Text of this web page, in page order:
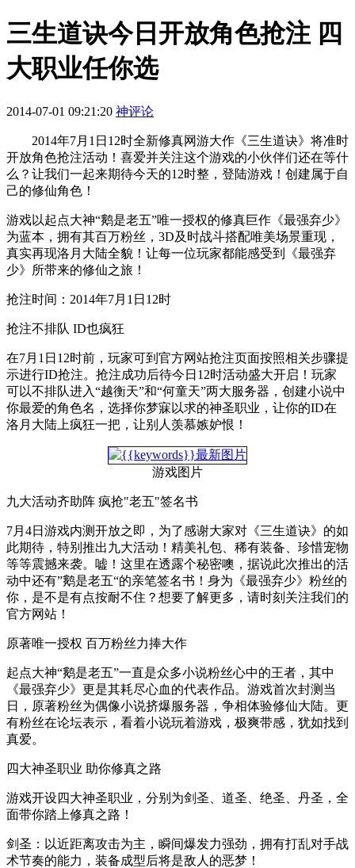
三生道诀今日开放角色抢注 四
大职业任你选
2014-07-01 09:21:20 神评论
2014年7月1日12时全新修真网游大作《三生道诀》将准时
开放角色抢注活动！喜爱并关注这个游戏的小伙伴们还在等什
么？让我们一起来期待今天的12时整，登陆游戏！创建属于自
己的修仙角色！
游戏以起点大神“鹅是老五”唯一授权的修真巨作《最强弃少》
为蓝本，拥有其百万粉丝，3D及时战斗搭配唯美场景重现，
真实再现洛月大陆全貌！让每一位玩家都能感受到《最强弃
少》所带来的修仙之旅！
抢注时间：2014年7月1日12时
抢注不排队 ID也疯狂
在7月1日12时前，玩家可到官方网站抢注页面按照相关步骤提
示进行ID抢注。抢注成功后待今日12时活动盛大开启！玩家
可以不排队进入“越衡天”和“何童天”两大服务器，创建小说中
你最爱的角色名，选择你梦寐以求的神圣职业，让你的ID在
洛月大陆上疯狂一把，让别人羡慕嫉妒恨！
游戏图片
九大活动齐助阵 疯抢"老五"签名书
7月4日游戏内测开放之即，为了感谢大家对《三生道诀》的如
此期待，特别推出九大活动！精美礼包、稀有装备、珍惜宠物
等等震撼来袭。嘘！这里在透露个秘密噢，据说此次推出的活
动中还有”鹅是老五“的亲笔签名书！身为《最强弃少》粉丝的
你，是不是有点按耐不住？想要了解更多，请时刻关注我们的
官方网站！
原著唯一授权 百万粉丝力捧大作
起点大神“鹅是老五”一直是众多小说粉丝心中的王者，其中
《最强弃少》更是其耗尽心血的代表作品。游戏首次封测当
日，原著粉丝为偶像小说挤爆服务器，争相体验修仙大陆。更
有粉丝在论坛表示，看着小说玩着游戏，极爽带感，犹如找到
真爱。
四大神圣职业 助你修真之路
游戏开设四大神圣职业，分别为剑圣、道圣、绝圣、丹圣，全
面带你踏上修真之路！
剑圣：以近距离攻击为主，瞬间爆发力强劲，拥有打乱对手战
术节奏的能力，装备成型后将是敌人的恶梦！